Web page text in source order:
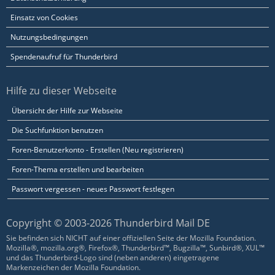
Einsatz von Cookies
Nutzungsbedingungen
Spendenaufruf für Thunderbird
Hilfe zu dieser Webseite
Übersicht der Hilfe zur Webseite
Die Suchfunktion benutzen
Foren-Benutzerkonto - Erstellen (Neu registrieren)
Foren-Thema erstellen und bearbeiten
Passwort vergessen - neues Passwort festlegen
Copyright © 2003-2026 Thunderbird Mail DE
Sie befinden sich NICHT auf einer offiziellen Seite der Mozilla Foundation.
Mozilla®, mozilla.org®, Firefox®, Thunderbird™, Bugzilla™, Sunbird®, XUL™
und das Thunderbird-Logo sind (neben anderen) eingetragene
Markenzeichen der Mozilla Foundation.